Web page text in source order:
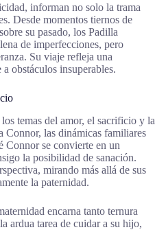
informan no solo la trama
Desde momentos tiernos de
su pasado, los Padilla
de imperfecciones, pero
Su viaje refleja una
obstáculos insuperables.
temas del amor, el sacrificio y la
Connor, las dinámicas familiares
Connor se convierte en un
la posibilidad de sanación.
mirando más allá de sus
la paternidad.
encarna tanto ternura
ardua tarea de cuidar a su hijo,